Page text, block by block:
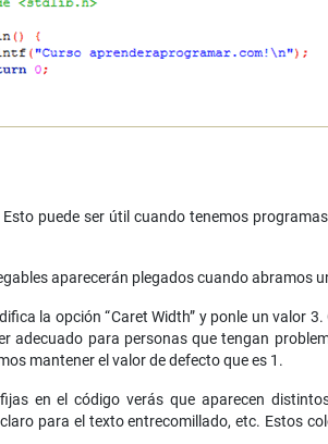
puede ser útil cuando tenemos
aparecerán plegados cuando abramos
la opción “Caret Width” y ponle un valor
adecuado para personas que tengan
mantener el valor de defecto que es 1.
en el código verás que aparecen
para el texto entrecomillado, etc. Estos